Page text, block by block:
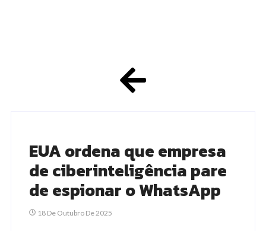
EUA ordena que empresa
de ciberinteligência pare
de espionar o WhatsApp
18 De Outubro De 2025